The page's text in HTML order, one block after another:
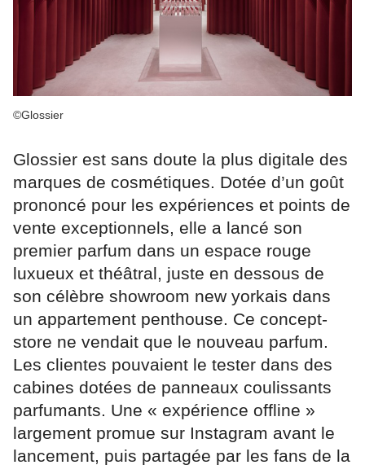
©Glossier
Glossier est sans doute la plus digitale des
marques de cosmétiques. Dotée d’un goût
prononcé pour les expériences et points de
vente exceptionnels, elle a lancé son
premier parfum dans un espace rouge
luxueux et théâtral, juste en dessous de
son célèbre showroom new yorkais dans
un appartement penthouse. Ce concept-
store ne vendait que le nouveau parfum.
Les clientes pouvaient le tester dans des
cabines dotées de panneaux coulissants
parfumants. Une « expérience offline »
largement promue sur Instagram avant le
lancement, puis partagée par les fans de la